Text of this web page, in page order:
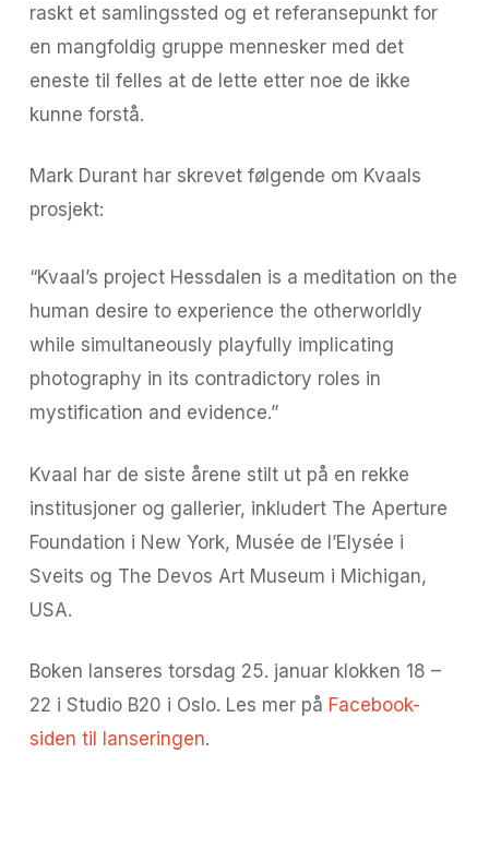
raskt et samlingssted og et referansepunkt for
en mangfoldig gruppe mennesker med det
eneste til felles at de lette etter noe de ikke
kunne forstå.
Mark Durant har skrevet følgende om Kvaals
prosjekt:
“Kvaal’s project Hessdalen is a meditation on the
human desire to experience the otherworldly
while simultaneously playfully implicating
photography in its contradictory roles in
mystification and evidence.”
Kvaal har de siste årene stilt ut på en rekke
institusjoner og gallerier, inkludert The Aperture
Foundation i New York, Musée de l’Elysée i
Sveits og The Devos Art Museum i Michigan,
USA.
Boken lanseres torsdag 25. januar klokken 18 –
22 i Studio B20 i Oslo. Les mer på Facebook-
siden til lanseringen.